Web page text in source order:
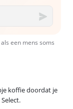
een mens soms
koffie doordat je